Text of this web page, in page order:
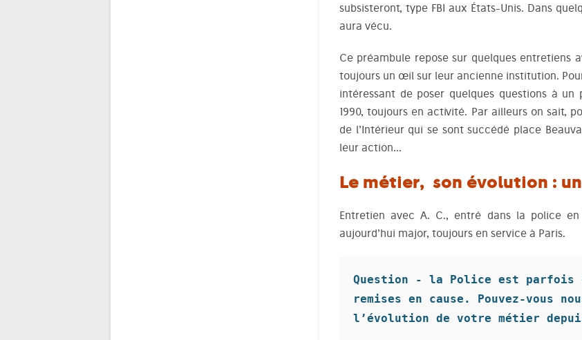
subsisteront, type FBI aux États-Unis. Dans
aura vécu.
Ce préambule repose sur quelques entretiens
toujours un œil sur leur ancienne institution.
intéressant de poser quelques questions à
1990, toujours en activité. Par ailleurs on sait,
de l’Intérieur qui se sont succédé place
leur action…
Le métier, son évolution :
Entretien avec A. C., entré dans la police
aujourd’hui major, toujours en service à Paris.
Question - la Police est
remises en cause. Pouvez-vous
l’évolution de votre métier